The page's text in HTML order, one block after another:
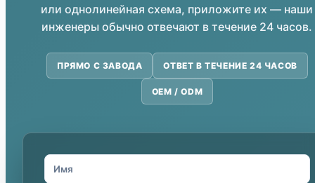
или однолинейная схема, приложите их — наши
инженеры обычно отвечают в течение 24 часов.
ПРЯМО С ЗАВОДА ОТВЕТ В ТЕЧЕНИЕ 24 ЧАСОВ
OEM / ODM